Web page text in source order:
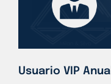
Usuario VIP Anual